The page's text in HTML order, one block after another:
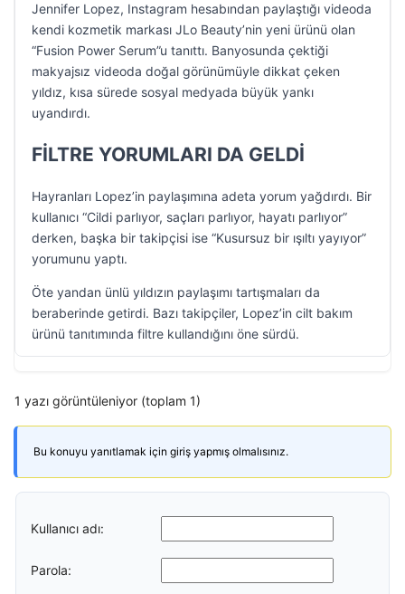
Jennifer Lopez, Instagram hesabından paylaştığı videoda
kendi kozmetik markası JLo Beauty’nin yeni ürünü olan
“Fusion Power Serum”u tanıttı. Banyosunda çektiği
makyajsız videoda doğal görünümüyle dikkat çeken
yıldız, kısa sürede sosyal medyada büyük yankı
uyandırdı.
FİLTRE YORUMLARI DA GELDİ
Hayranları Lopez’in paylaşımına adeta yorum yağdırdı. Bir
kullanıcı “Cildi parlıyor, saçları parlıyor, hayatı parlıyor”
derken, başka bir takipçisi ise “Kusursuz bir ışıltı yayıyor”
yorumunu yaptı.
Öte yandan ünlü yıldızın paylaşımı tartışmaları da
beraberinde getirdi. Bazı takipçiler, Lopez’in cilt bakım
ürünü tanıtımında filtre kullandığını öne sürdü.
1 yazı görüntüleniyor (toplam 1)
Bu konuyu yanıtlamak için giriş yapmış olmalısınız.
Kullanıcı adı:
Parola: